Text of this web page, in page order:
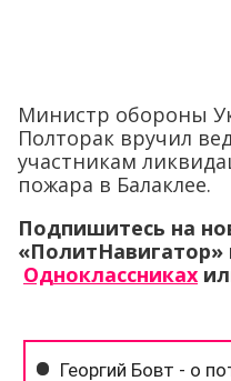
Министр обороны
Полторак вручил
участникам
пожара в Балаклее.
Подпишитесь на
«ПолитНавигатор»
Одноклассниках